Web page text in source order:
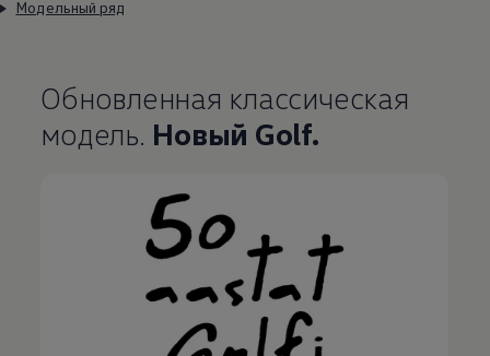
Модельный ряд
Обновленная классическая
модель. Новый Golf.